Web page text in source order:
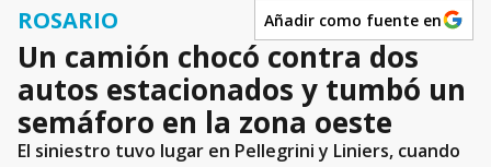
ROSARIO Añadir como fuente en
Un camión chocó contra dos
autos estacionados y tumbó un
semáforo en la zona oeste
El siniestro tuvo lugar en Pellegrini y Liniers, cuando